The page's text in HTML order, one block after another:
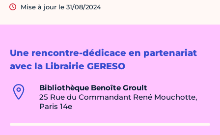
Une rencontre-dédicace en partenariat
avec la Librairie GERESO
Bibliothèque Benoîte Groult
25 Rue du Commandant René Mouchotte,
Paris 14e
Mise à jour le 31/08/2024